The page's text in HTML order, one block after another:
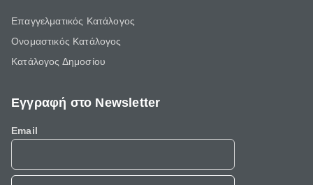
Επαγγελματικός Κατάλογος
Ονομαστικός Κατάλογος
Κατάλογος Δημοσίου
Εγγραφή στο Newsletter
Email